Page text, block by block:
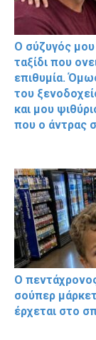
Ο σύζυγός
ταξίδι που
επιθυμία.
του
και μου
που ο άντρας
Ο
σούπερ μάρκετ
έρχεται στο